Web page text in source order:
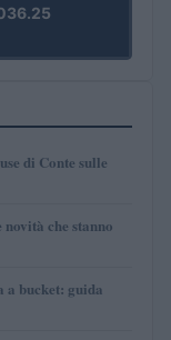
di Conte sulle
che stanno
a bucket: guida